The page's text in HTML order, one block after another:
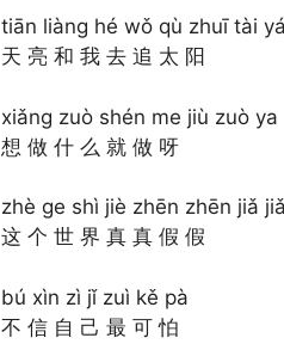
tiān liàng hé wǒ qù zhuī tài
天 亮 和 我 去 追 太 阳
xiǎng zuò shén me jiù zuò ya
想 做 什 么 就 做 呀
zhè ge shì jiè zhēn zhēn jiǎ jiǎ
这 个 世 界 真 真 假 假
bú xìn zì jǐ zuì kě pà
不 信 自 己 最 可 怕